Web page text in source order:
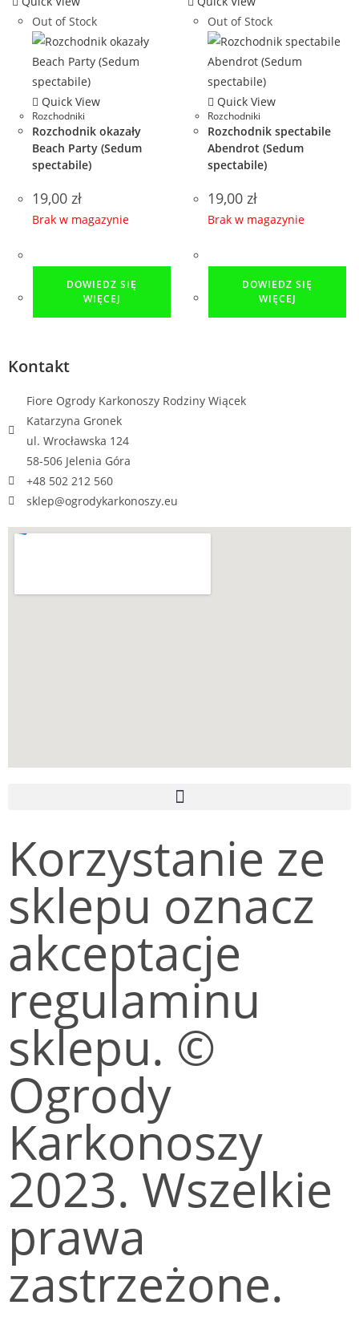
Out of Stock
Quick View
Rozchodniki
Rozchodnik okazały
Beach Party (Sedum
spectabile)
19,00 zł
Brak w magazynie
DOWIEDZ SIĘ
WIĘCEJ
Out of Stock
Quick View
Rozchodniki
Rozchodnik spectabile
Abendrot (Sedum
spectabile)
19,00 zł
Brak w magazynie
DOWIEDZ SIĘ
WIĘCEJ
Kontakt
Fiore Ogrody Karkonoszy Rodziny Wiącek
Katarzyna Gronek
ul. Wrocławska 124
58-506 Jelenia Góra
+48 502 212 560
sklep@ogrodykarkonoszy.eu
Korzystanie ze
sklepu oznacz
akceptacje
regulaminu
sklepu. ©
Ogrody
Karkonoszy
2023. Wszelkie
prawa
zastrzeżone.